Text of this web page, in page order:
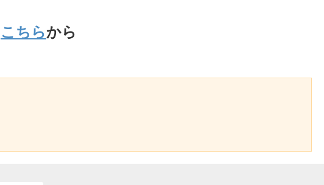
こちらから